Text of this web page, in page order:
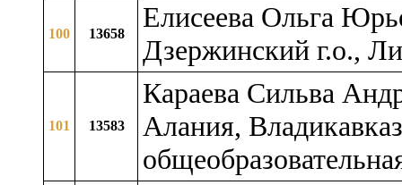
100 13658
Елисеева Ольга
Дзержинский г.о.,
101 13583
Караева Сильва
Алания,